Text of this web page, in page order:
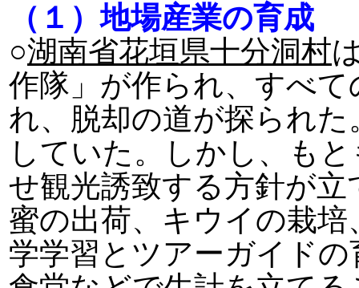
（１）地場産業の育成
○湖南省花垣県十分洞村
作隊」が作られ、すべ
れ、脱却の道が探られ
していた。しかし、も
せ観光誘致する方針が
蜜の出荷、キウイの栽
学学習とツアーガイド